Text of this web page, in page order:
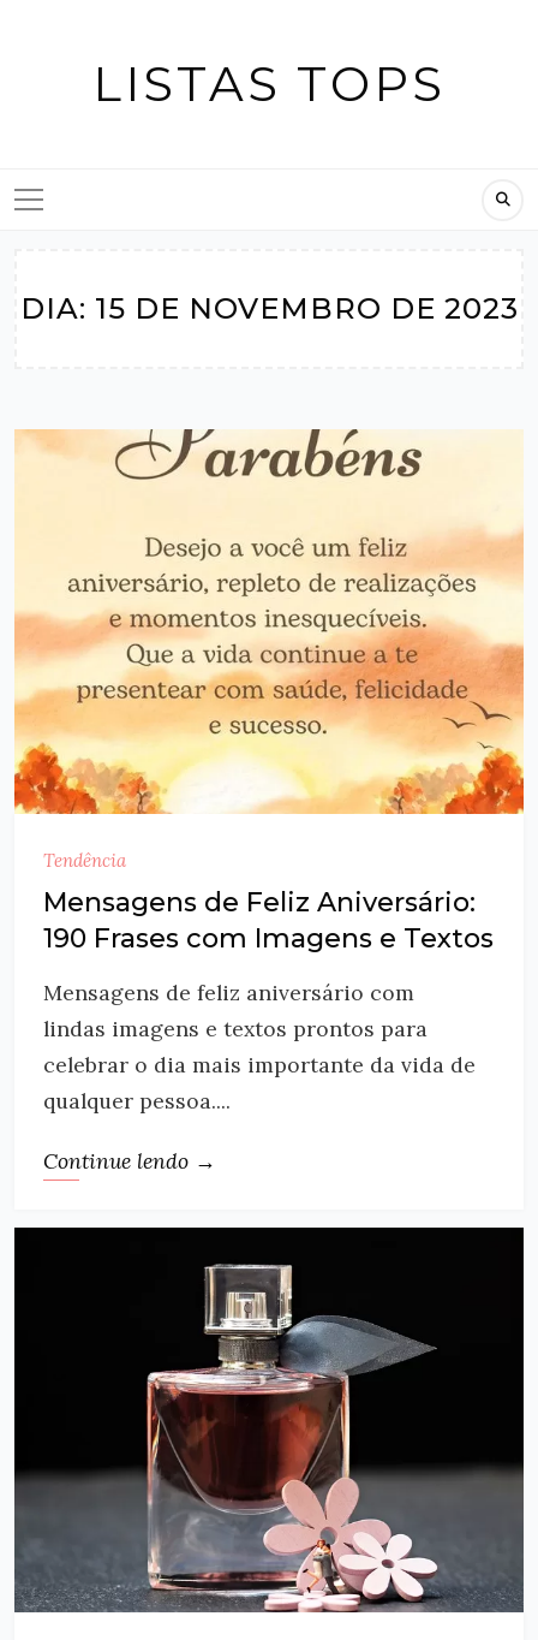
LISTAS TOPS
DIA: 15 DE NOVEMBRO DE 2023
Tendência
Mensagens de Feliz Aniversário:
190 Frases com Imagens e Textos
Mensagens de feliz aniversário com
lindas imagens e textos prontos para
celebrar o dia mais importante da vida de
qualquer pessoa....
Continue lendo →